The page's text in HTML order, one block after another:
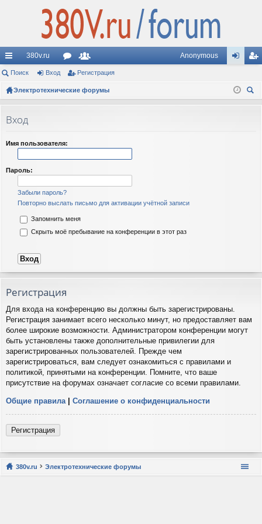
с
ы
и
380v.ru
ор
ум
ол
ьз
и
Anonymous
д ис
Поиск Вход Регистрация
Электротехнические форумы
Вход
Имя пользователя:
Пароль:
Забыли пароль?
Повторно выслать письмо для активации учётной записи
Запомнить меня
Скрыть моё пребывание на конференции в этот раз
Регистрация
Для входа на конференцию вы должны быть зарегистрированы.
Регистрация занимает всего несколько минут, но предоставляет вам
более широкие возможности. Администратором конференции могут
быть установлены также дополнительные привилегии для
зарегистрированных пользователей. Прежде чем
зарегистрироваться, вам следует ознакомиться с правилами и
политикой, принятыми на конференции. Помните, что ваше
присутствие на форумах означает согласие со всеми правилами.
Общие правила | Соглашение о конфиденциальности
Регистрация
380v.ru Электротехнические форумы